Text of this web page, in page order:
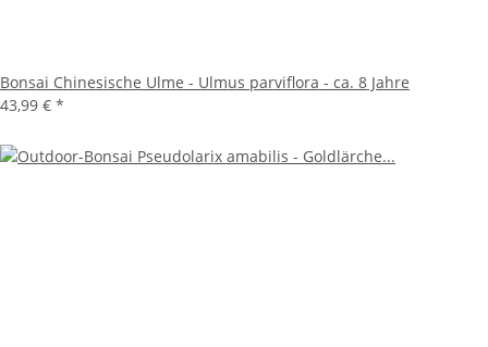
Bonsai Chinesische Ulme - Ulmus parviflora - ca. 8 Jahre
43,99 € *